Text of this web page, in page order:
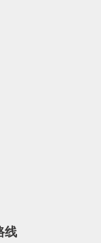
线